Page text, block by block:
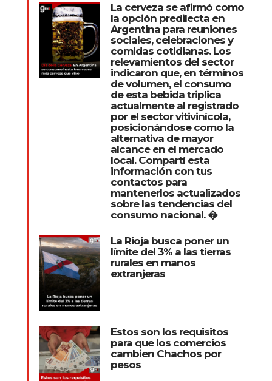
La cerveza se afirmó como
la opción predilecta en
Argentina para reuniones
sociales, celebraciones y
comidas cotidianas. Los
relevamientos del sector
indicaron que, en términos
de volumen, el consumo
de esta bebida triplica
actualmente al registrado
por el sector vitivinícola,
posicionándose como la
alternativa de mayor
alcance en el mercado
local. Compartí esta
información con tus
contactos para
mantenerlos actualizados
sobre las tendencias del
consumo nacional. �
La Rioja busca poner un
límite del 3% a las tierras
rurales en manos
extranjeras
Estos son los requisitos
para que los comercios
cambien Chachos por
pesos